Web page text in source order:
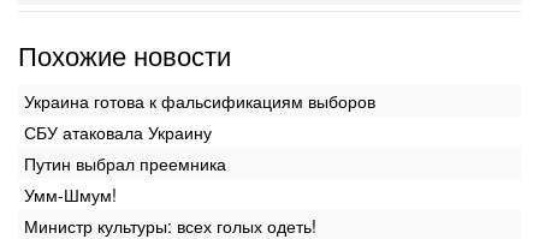
Похожие новости
Украина готова к фальсификациям выборов
СБУ атаковала Украину
Путин выбрал преемника
Умм-Шмум!
Министр культуры: всех голых одеть!